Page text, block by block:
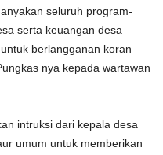
seluruh program-
serta keuangan desa
berlangganan koran
nya kepada wartawan
intruksi dari kepala desa
umum untuk memberikan